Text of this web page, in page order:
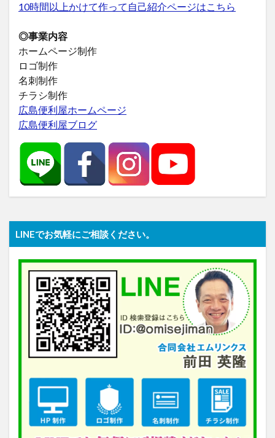
10時間以上かけて作って自己紹介ページはこちら
◎事業内容
ホームページ制作
ロゴ制作
名刺制作
チラシ制作
広島便利屋ホームページ
広島便利屋ブログ
LINEでお気軽にご相談ください。